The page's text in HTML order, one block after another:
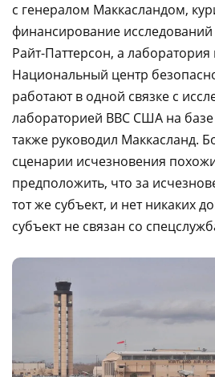
с генералом Маккасландом,
финансирование
Райт-Паттерсон, а
Национальный центр
работают в одной связке с
лабораторией ВВС США на базе
также руководил Маккасланд.
сценарии исчезновения
предположить, что за
тот же субъект, и нет никаких
субъект не связан со